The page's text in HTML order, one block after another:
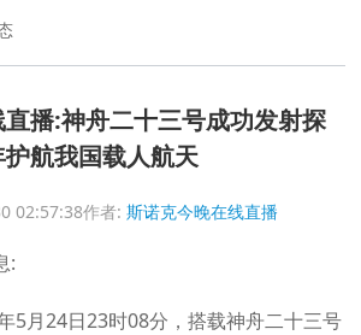
播:神舟二十三号成功发射探
航我国载人航天
02:57:38作者:斯诺克今晚在线直播
:
月24日23时08分，搭载神舟二十三号